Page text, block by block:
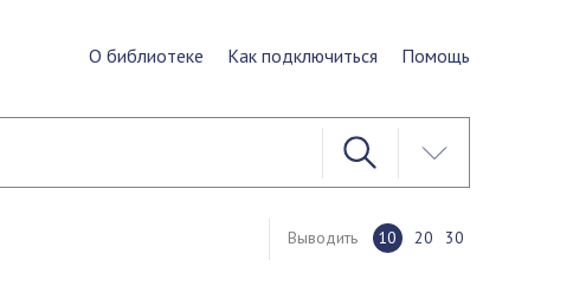
О библиотеке Как подключиться Помощь
Выводить 10 20 30